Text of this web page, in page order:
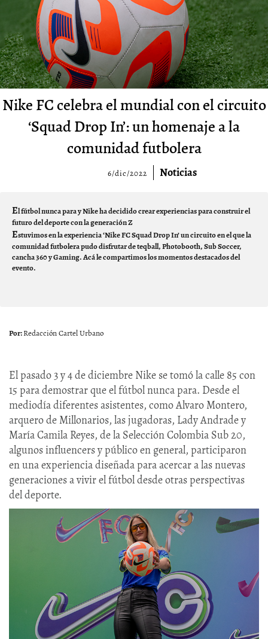
Nike FC celebra el mundial con el circuito
‘Squad Drop In’: un homenaje a la
comunidad futbolera
6/dic/2022 Noticias
El fútbol nunca para y Nike ha decidido crear experiencias para construir el
futuro del deporte con la generación Z
Estuvimos en la experiencia ‘Nike FC Squad Drop In’ un circuito en el que la
comunidad futbolera pudo disfrutar de teqball, Photobooth, Sub Soccer,
cancha 360 y Gaming. Acá le compartimos los momentos destacados del
evento.
Redacción Cartel Urbano
El pasado 3 y 4 de diciembre Nike se tomó la calle 85 con
15 para demostrar que el fútbol nunca para. Desde el
mediodía diferentes asistentes, como Alvaro Montero,
arquero de Millonarios, las jugadoras, Lady Andrade y
María Camila Reyes, de la Selección Colombia Sub 20,
algunos influencers y público en general, participaron
en una experiencia diseñada para acercar a las nuevas
generaciones a vivir el fútbol desde otras perspectivas
del deporte.